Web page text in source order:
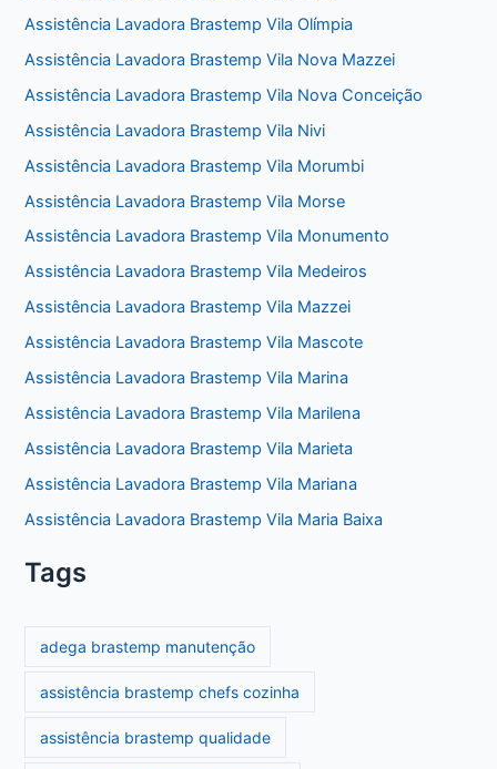
Assistência Lavadora Brastemp Vila Olímpia
Assistência Lavadora Brastemp Vila Nova Mazzei
Assistência Lavadora Brastemp Vila Nova Conceição
Assistência Lavadora Brastemp Vila Nivi
Assistência Lavadora Brastemp Vila Morumbi
Assistência Lavadora Brastemp Vila Morse
Assistência Lavadora Brastemp Vila Monumento
Assistência Lavadora Brastemp Vila Medeiros
Assistência Lavadora Brastemp Vila Mazzei
Assistência Lavadora Brastemp Vila Mascote
Assistência Lavadora Brastemp Vila Marina
Assistência Lavadora Brastemp Vila Marilena
Assistência Lavadora Brastemp Vila Marieta
Assistência Lavadora Brastemp Vila Mariana
Assistência Lavadora Brastemp Vila Maria Baixa
Tags
adega brastemp manutenção
assistência brastemp chefs cozinha
assistência brastemp qualidade